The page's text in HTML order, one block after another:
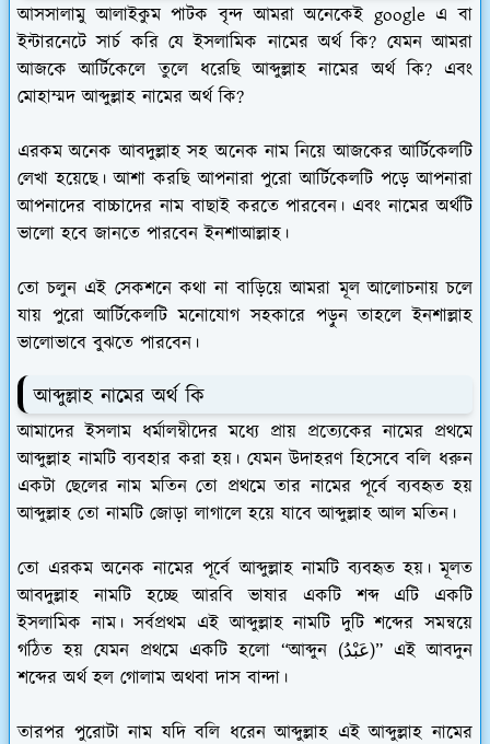
আসসালামু আলাইকুম পাটক বৃন্দ আমরা অনেকেই google এ বা
ইন্টারনেটে সার্চ করি যে ইসলামিক নামের অর্থ কি? যেমন আমরা
আজকে আর্টিকেলে তুলে ধরেছি আব্দুল্লাহ নামের অর্থ কি? এবং
মোহাম্মদ আব্দুল্লাহ নামের অর্থ কি?
এরকম অনেক আবদুল্লাহ সহ অনেক নাম নিয়ে আজকের আর্টিকেলটি
লেখা হয়েছে। আশা করছি আপনারা পুরো আর্টিকেলটি পড়ে আপনারা
আপনাদের বাচ্চাদের নাম বাছাই করতে পারবেন। এবং নামের অর্থটি
ভালো হবে জানতে পারবেন ইনশাআল্লাহ।
তো চলুন এই সেকশনে কথা না বাড়িয়ে আমরা মূল আলোচনায় চলে
যায় পুরো আর্টিকেলটি মনোযোগ সহকারে পড়ুন তাহলে ইনশাল্লাহ
ভালোভাবে বুঝতে পারবেন।
আব্দুল্লাহ নামের অর্থ কি
আমাদের ইসলাম ধর্মালম্বীদের মধ্যে প্রায় প্রত্যেকের নামের প্রথমে
আব্দুল্লাহ নামটি ব্যবহার করা হয়। যেমন উদাহরণ হিসেবে বলি ধরুন
একটা ছেলের নাম মতিন তো প্রথমে তার নামের পূর্বে ব্যবহৃত হয়
আব্দুল্লাহ তো নামটি জোড়া লাগালে হয়ে যাবে আব্দুল্লাহ আল মতিন।
তো এরকম অনেক নামের পূর্বে আব্দুল্লাহ নামটি ব্যবহৃত হয়। মূলত
আবদুল্লাহ নামটি হচ্ছে আরবি ভাষার একটি শব্দ এটি একটি
ইসলামিক নাম। সর্বপ্রথম এই আব্দুল্লাহ নামটি দুটি শব্দের সমন্বয়ে
গঠিত হয় যেমন প্রথমে একটি হলো “আব্দুন (عَبْدُ)” এই আবদুন
শব্দের অর্থ হল গোলাম অথবা দাস বান্দা।
তারপর পুরোটা নাম যদি বলি ধরেন আব্দুল্লাহ এই আব্দুল্লাহ নামের